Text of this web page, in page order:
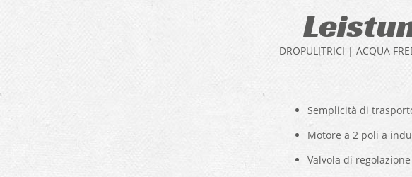
DROPULITRICI | ACQUA
Semplicità di
Motore a 2 poli a
Valvola di